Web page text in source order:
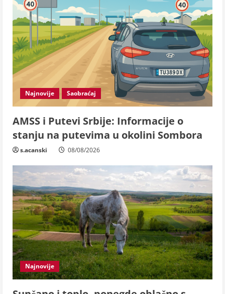
Najnovije Saobraćaj
AMSS i Putevi Srbije: Informacije o
stanju na putevima u okolini Sombora
s.acanski 08/08/2026
Najnovije